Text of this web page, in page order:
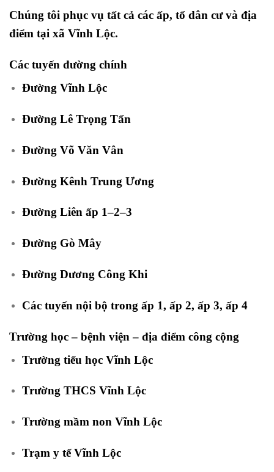
Chúng tôi phục vụ tất cả các ấp, tổ dân cư và địa
điểm tại xã Vĩnh Lộc.
Các tuyến đường chính
Đường Vĩnh Lộc
Đường Lê Trọng Tấn
Đường Võ Văn Vân
Đường Kênh Trung Ương
Đường Liên ấp 1–2–3
Đường Gò Mây
Đường Dương Công Khi
Các tuyến nội bộ trong ấp 1, ấp 2, ấp 3, ấp 4
Trường học – bệnh viện – địa điểm công cộng
Trường tiểu học Vĩnh Lộc
Trường THCS Vĩnh Lộc
Trường mầm non Vĩnh Lộc
Trạm y tế Vĩnh Lộc